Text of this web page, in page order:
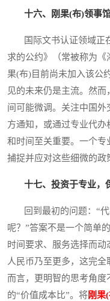
十六、刚果(布)领事
国际文书认证领域正
求的公约》（常被称为《
果(布)目前尚未加入该公
见的未来仍是主流。然
间可能微调。关注中国
方通知，或通过专业代
和时间至关重要。一个
捕捉并应对这些细微的政
十七、投资于专业，
回到最初的问题：“代
呢？”答案不是一个简单
时间要求、服务选择而
人民币乃至更多，这完
而言，更明智的思考角
的“价值成本比”。将刚果